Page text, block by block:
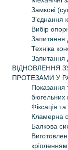
Замкові
З’єднання
Вибір
Запитання
Техніка
Запитання
ВІДНОВЛЕННЯ
ПРОТЕЗАМИ У
Показання
бюгельних
Фіксація
Кламерна
Балкова